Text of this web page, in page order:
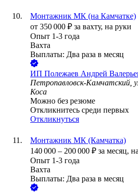
Монтажник МК (на Камчатке)
от 350 000 ₽ за вахту, на руки
Опыт 1-3 года
Вахта
Выплаты: Два раза в месяц
ИП Полежаев Андрей
Петропавловск-Камчатский,
Коса
Можно без резюме
Откликнитесь среди первых
Откликнуться
Монтажник МК (Камчатка)
140 000 – 200 000 ₽ за месяц,
Опыт 1-3 года
Вахта
Выплаты: Два раза в месяц